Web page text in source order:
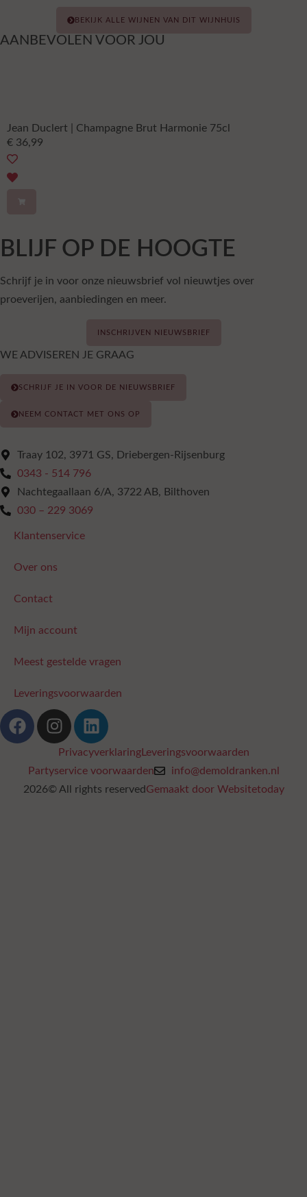
BEKIJK ALLE WIJNEN VAN DIT WIJNHUIS
AANBEVOLEN VOOR JOU
Jean Duclert | Champagne Brut Harmonie 75cl
€ 36,99
BLIJF OP DE HOOGTE
Schrijf je in voor onze nieuwsbrief vol nieuwtjes over
proeverijen, aanbiedingen en meer.
INSCHRIJVEN NIEUWSBRIEF
WE ADVISEREN JE GRAAG
SCHRIJF JE IN VOOR DE NIEUWSBRIEF
NEEM CONTACT MET ONS OP
Traay 102, 3971 GS, Driebergen-Rijsenburg
0343 - 514 796
Nachtegaallaan 6/A, 3722 AB, Bilthoven
030 – 229 3069
Klantenservice
Over ons
Contact
Mijn account
Meest gestelde vragen
Leveringsvoorwaarden
PrivacyverklaringLeveringsvoorwaarden
Partyservice voorwaarden
info@demoldranken.nl
2026© All rights reserved Gemaakt door Websitetoday